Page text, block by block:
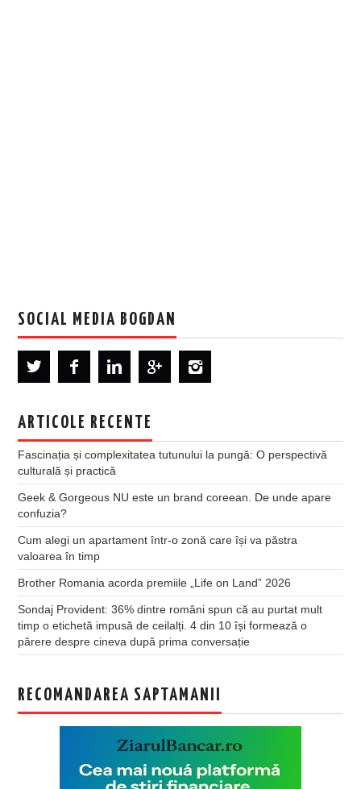
SOCIAL MEDIA BOGDAN
ARTICOLE RECENTE
Fascinația și complexitatea tutunului la pungă: O perspectivă
culturală și practică
Geek & Gorgeous NU este un brand coreean. De unde apare
confuzia?
Cum alegi un apartament într-o zonă care își va păstra
valoarea în timp
Brother Romania acorda premiile „Life on Land” 2026
Sondaj Provident: 36% dintre români spun că au purtat mult
timp o etichetă impusă de ceilalți. 4 din 10 își formează o
părere despre cineva după prima conversație
RECOMANDAREA SAPTAMANII